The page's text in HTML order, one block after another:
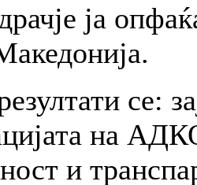
ја
се:
на
и